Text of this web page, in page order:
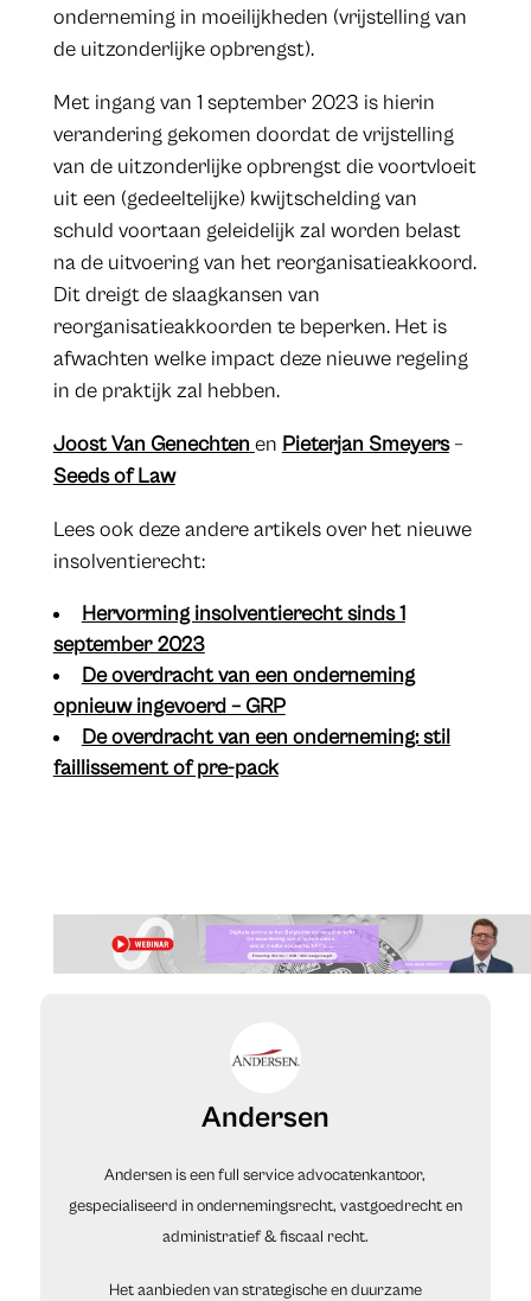
onderneming in moeilijkheden (vrijstelling van
de uitzonderlijke opbrengst).
Met ingang van 1 september 2023 is hierin
verandering gekomen doordat de vrijstelling
van de uitzonderlijke opbrengst die voortvloeit
uit een (gedeeltelijke) kwijtschelding van
schuld voortaan geleidelijk zal worden belast
na de uitvoering van het reorganisatieakkoord.
Dit dreigt de slaagkansen van
reorganisatieakkoorden te beperken. Het is
afwachten welke impact deze nieuwe regeling
in de praktijk zal hebben.
Joost Van Genechten en Pieterjan Smeyers–
Seeds of Law
Lees ook deze andere artikels over het nieuwe
insolventierecht:
Hervorming insolventierecht sinds 1
september 2023
De overdracht van een onderneming
opnieuw ingevoerd – GRP
De overdracht van een onderneming: stil
faillissement of pre-pack
Andersen
Andersen is een full service advocatenkantoor,
gespecialiseerd in ondernemingsrecht, vastgoedrecht en
administratief & fiscaal recht.
Het aanbieden van strategische en duurzame